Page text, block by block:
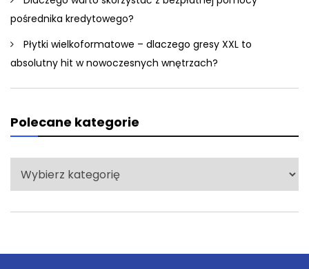
pośrednika kredytowego?
Płytki wielkoformatowe – dlaczego gresy XXL to
absolutny hit w nowoczesnych wnętrzach?
Polecane kategorie
Polecane
kategorie